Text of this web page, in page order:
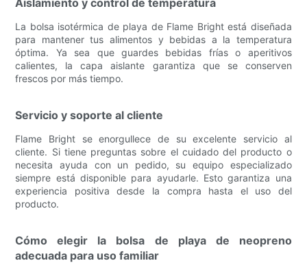
La bolsa isotérmica de playa de Flame Bright está diseñada
para mantener tus alimentos y bebidas a la temperatura
óptima. Ya sea que guardes bebidas frías o aperitivos
calientes, la capa aislante garantiza que se conserven
frescos por más tiempo.
Servicio y soporte al cliente
Flame Bright se enorgullece de su excelente servicio al
cliente. Si tiene preguntas sobre el cuidado del producto o
necesita ayuda con un pedido, su equipo especializado
siempre está disponible para ayudarle. Esto garantiza una
experiencia positiva desde la compra hasta el uso del
producto.
Cómo elegir la bolsa de playa de neopreno
adecuada para uso familiar